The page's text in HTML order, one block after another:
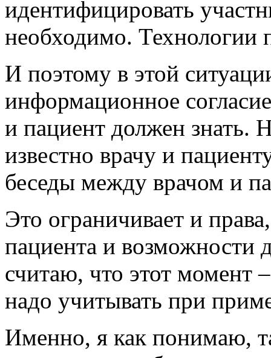
идентифицировать
необходимо. Технологии
И поэтому в этой
информационное
и пациент должен знать.
известно врачу и
беседы между врачом и
Это ограничивает и
пациента и возможности
считаю, что этот момент
надо учитывать при
Именно, я как понимаю,